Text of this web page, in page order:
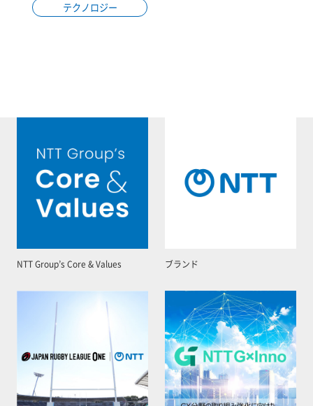
テクノロジー
NTT Group’s Core & Values ブランド